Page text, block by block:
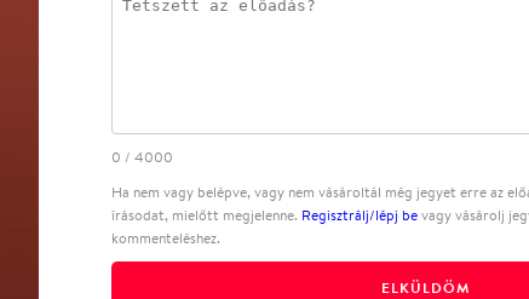
0 / 4000
Ha nem vagy belépve, vagy nem vásároltál még jegyet erre az
írásodat, mielőtt megjelenne. Regisztrálj/lépj be vagy vásárolj
kommenteléshez.
ELKÜLDÖM